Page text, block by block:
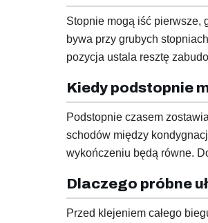
Stopnie mogą iść pierwsze,
bywa przy grubych
pozycja ustala resztę
Kiedy podstopnie
Podstopnie czasem
schodów między
wykończeniu będą równe.
Dlaczego próbne
Przed klejeniem całego